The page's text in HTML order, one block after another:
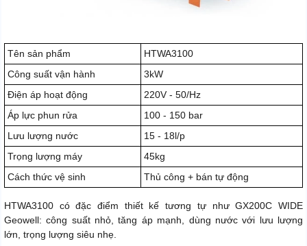
Tên sản phẩm
HTWA3100
Công suất vận hành
3kW
Điện áp hoạt động
220V - 50/Hz
Áp lực phun rửa
100 - 150 bar
Lưu lượng nước
15 - 18l/p
Trọng lượng máy
45kg
Cách thức vệ sinh
Thủ công + bán tự động
HTWA3100 có đặc điểm thiết kế tương tự như GX200C WIDE
Geowell: công suất nhỏ, tăng áp mạnh, dùng nước với lưu lượng
lớn, trọng lượng siêu nhẹ.